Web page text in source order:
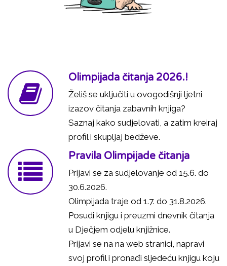
Olimpijada čitanja 2026.!
Želiš se uključiti u ovogodišnji ljetni
izazov čitanja zabavnih knjiga?
Saznaj kako sudjelovati, a zatim kreiraj
profil i skupljaj bedževe.
Pravila Olimpijade čitanja
Prijavi se za sudjelovanje od 15.6. do
30.6.2026.
Olimpijada traje od 1.7. do 31.8.2026.
Posudi knjigu i preuzmi dnevnik čitanja
u Dječjem odjelu knjižnice.
Prijavi se na na web stranici, napravi
svoj profil i pronađi sljedeću knjigu koju